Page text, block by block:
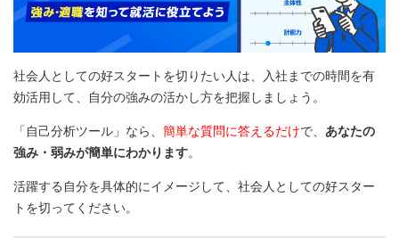
社会人としての好スタートを切りたい人は、入社までの時間を有
効活用して、自分の強みの活かし方を把握しましょう。
「自己分析ツール」なら、 簡単な質問に答えるだけで、 あなたの
強み・弱みが簡単にわかります。
活躍する自分を具体的にイメージして、社会人としての好スター
トを切ってください。